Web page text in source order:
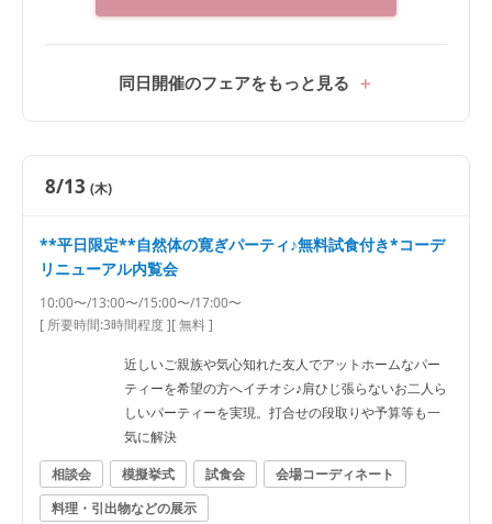
同日開催のフェアをもっと見る
8/13 (木)
**平日限定**自然体の寛ぎパーティ♪無料試食付き*コーデ
リニューアル内覧会
10:00〜/13:00〜/15:00〜/17:00〜
[ 所要時間:3時間程度][ 無料 ]
近しいご親族や気心知れた友人でアットホームなパー
ティーを希望の方へイチオシ♪肩ひじ張らないお二人ら
しいパーティーを実現。打合せの段取りや予算等も一
気に解決
相談会
模擬挙式 試食会
会場コーディネート
料理・引出物などの展示